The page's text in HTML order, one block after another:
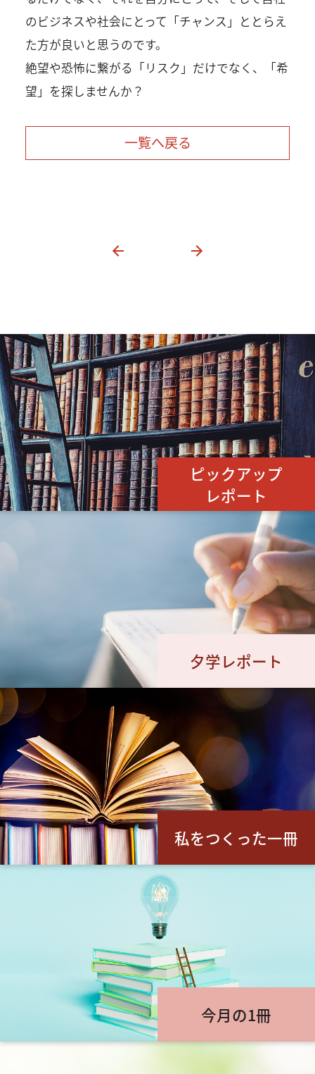
のビジネスや社会にとって「チャンス」ととらえ
た方が良いと思うのです。
絶望や恐怖に繋がる「リスク」だけでなく、「希
望」を探しませんか？
一覧へ戻る
ピックアップ
レポート
夕学レポート
私をつくった一冊
今月の1冊